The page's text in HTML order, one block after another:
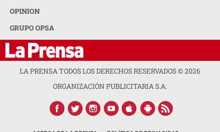
OPINION
GRUPO OPSA
LA PRENSA TODOS LOS DERECHOS RESERVADOS ©2026
ORGANIZACIÓN PUBLICITARIA S.A.